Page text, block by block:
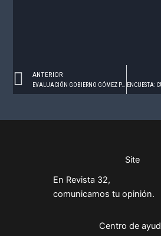
Prev
ANTERIOR
EVALUACIÓN GOBIERNO GÓMEZ PALACIO, DURANGO – MARZO 2025
Site
En Revista 32,
comunicamos tu opinión.
Centro de